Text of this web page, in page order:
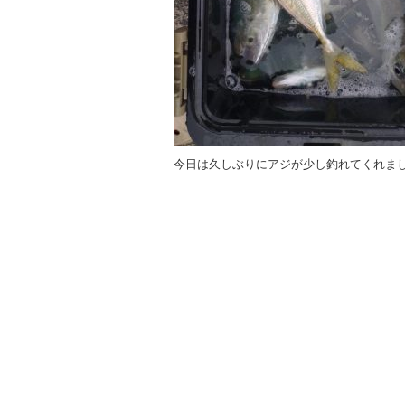
今日は久しぶりにアジが少し釣れてくれま